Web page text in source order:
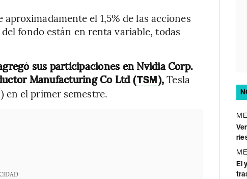
el 1,5% de las acciones
fondo están en renta variable, todas
sus participaciones en Nvidia Corp.
Manufacturing Co Ltd (TSM),Tesla
) en el primer semestre.
El